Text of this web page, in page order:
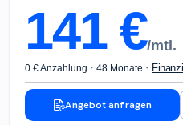
141€/mtl.
0 € Anzahlung · 48 Monate ·
Angebot anfragen